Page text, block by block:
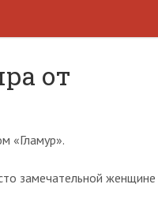
от
«Гламур».
замечательной женщине